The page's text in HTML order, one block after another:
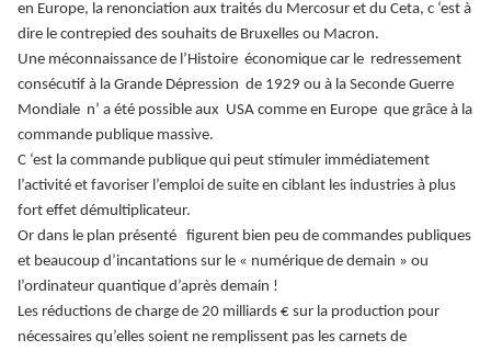
en Europe, la renonciation aux traités du Mercosur et du Ceta, c ‘est à
dire le contrepied des souhaits de Bruxelles ou Macron.
Une méconnaissance de l’Histoire économique car le redressement
consécutif à la Grande Dépression de 1929 ou à la Seconde Guerre
Mondiale n’ a été possible aux USA comme en Europe que grâce à la
commande publique massive.
C ‘est la commande publique qui peut stimuler immédiatement
l’activité et favoriser l’emploi de suite en ciblant les industries à plus
fort effet démultiplicateur.
Or dans le plan présenté figurent bien peu de commandes publiques
et beaucoup d’incantations sur le « numérique de demain » ou
l’ordinateur quantique d’après demain !
Les réductions de charge de 20 milliards € sur la production pour
nécessaires qu’elles soient ne remplissent pas les carnets de